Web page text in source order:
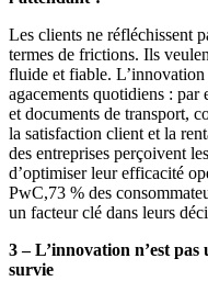
Les clients ne réfléchissent
termes de frictions. Ils
fluide et fiable.
agacements quotidiens : par
et documents de transport,
la satisfaction client et la
des entreprises perçoivent
d’optimiser leur efficacité
PwC,73 % des
un facteur clé dans leurs
3 – L’innovation n’est
survie